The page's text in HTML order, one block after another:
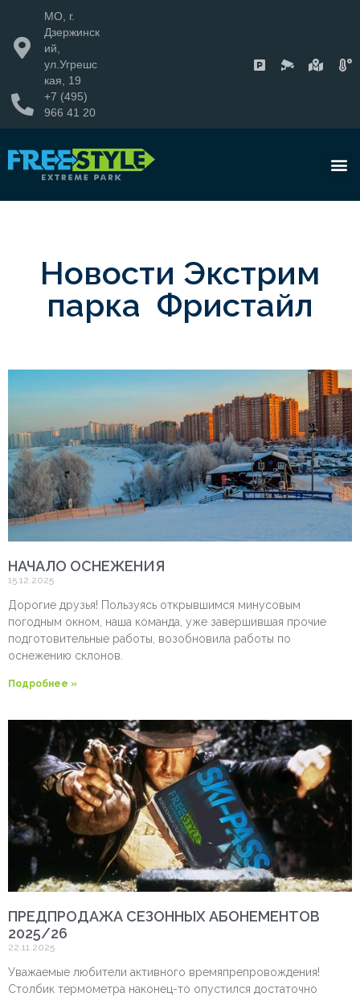
МО, г.
Дзержинск
ий,
ул.Угрешс
кая, 19
+7 (495)
966 41 20
Новости Экстрим
парка Фристайл
НАЧАЛО ОСНЕЖЕНИЯ
15.12.2025
Дорогие друзья! Пользуясь открывшимся минусовым
погодным окном, наша команда, уже завершившая прочие
подготовительные работы, возобновила работы по
оснежению склонов.
Подробнее »
ПРЕДПРОДАЖА СЕЗОННЫХ АБОНЕМЕНТОВ
2025/26
22.11.2025
Уважаемые любители активного времяпрепровождения!
Столбик термометра наконец-то опустился достаточно